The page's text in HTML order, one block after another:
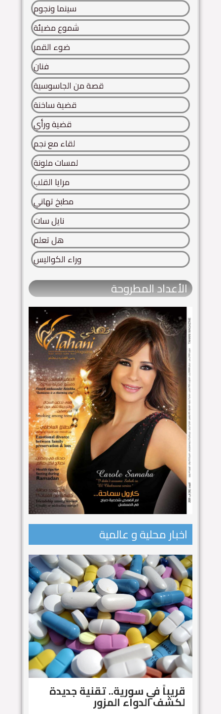
سينما ونجوم
شموع مضيئة
ضوء القمر
فنان
قصة من الجاسوسية
قضية ساخنة
قضية ورأي
لقاء مع نجم
لمسات ملونة
مرايا القلب
مطبخ تهاني
نايل سات
هل تعلم
وراء الكواليس
الأعداد المطروحة​
اخبار محلية و عالمية
قريباً في سورية.. تقنية جديدة
لكشف الدواء المزور